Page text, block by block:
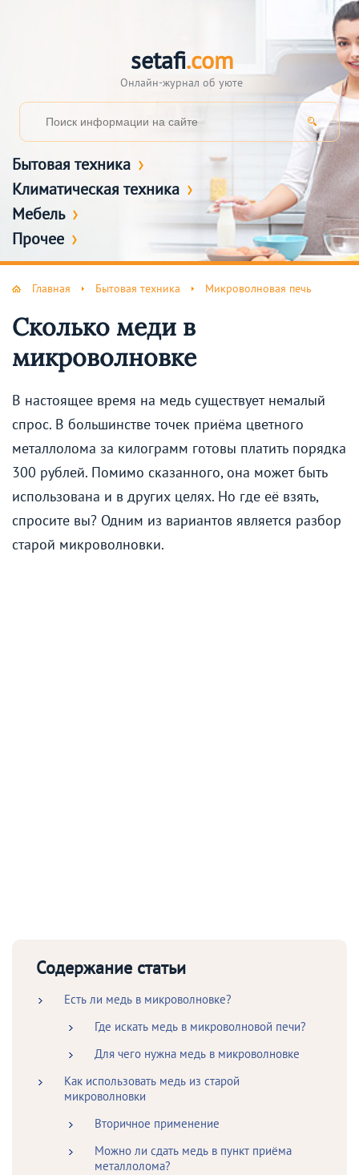
setafi.com
Онлайн-журнал об уюте
Бытовая техника
Климатическая техника
Мебель
Прочее
Главная Бытовая техника Микроволновая печь
Сколько меди в
микроволновке
В настоящее время на медь существует немалый
спрос. В большинстве точек приёма цветного
металлолома за килограмм готовы платить порядка
300 рублей. Помимо сказанного, она может быть
использована и в других целях. Но где её взять,
спросите вы? Одним из вариантов является разбор
старой микроволновки.
Содержание статьи
Есть ли медь в микроволновке?
Где искать медь в микроволновой печи?
Для чего нужна медь в микроволновке
Как использовать медь из старой
микроволновки
Вторичное применение
Можно ли сдать медь в пункт приёма
металлолома?